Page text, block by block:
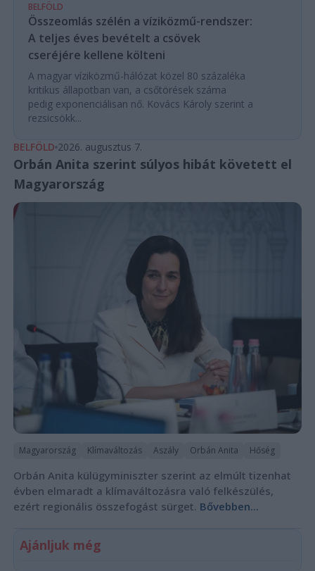
BELFÖLD
Összeomlás szélén a víziközmű-rendszer:
A teljes éves bevételt a csövek
cseréjére kellene költeni
A magyar víziközmű-hálózat közel 80 százaléka
kritikus állapotban van, a csőtörések száma
pedig exponenciálisan nő. Kovács Károly szerint a
rezsicsökk...
BELFÖLD 2026. augusztus 7.
Orbán Anita szerint súlyos hibát követett el
Magyarország
Magyarország Klímaváltozás Aszály Orbán Anita Hőség
Orbán Anita külügyminiszter szerint az elmúlt tizenhat
évben elmaradt a klímaváltozásra való felkészülés,
ezért regionális összefogást sürget. Bővebben...
Ajánljuk még